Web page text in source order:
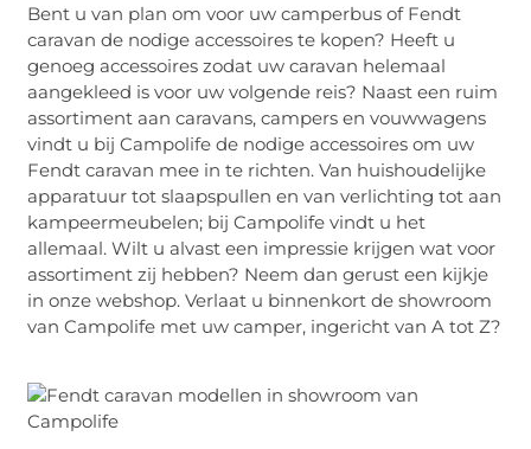
Bent u van plan om voor uw camperbus of Fendt
caravan de nodige accessoires te kopen? Heeft u
genoeg accessoires zodat uw caravan helemaal
aangekleed is voor uw volgende reis? Naast een ruim
assortiment aan caravans, campers en vouwwagens
vindt u bij Campolife de nodige accessoires om uw
Fendt caravan mee in te richten. Van huishoudelijke
apparatuur tot slaapspullen en van verlichting tot aan
kampeermeubelen; bij Campolife vindt u het
allemaal. Wilt u alvast een impressie krijgen wat voor
assortiment zij hebben? Neem dan gerust een kijkje
in onze webshop. Verlaat u binnenkort de showroom
van Campolife met uw camper, ingericht van A tot Z?